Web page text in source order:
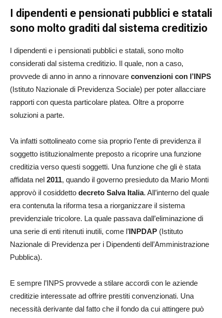
I dipendenti e pensionati pubblici e statali
sono molto graditi dal sistema creditizio
I dipendenti e i pensionati pubblici e statali, sono molto
considerati dal sistema creditizio. Il quale, non a caso,
provvede di anno in anno a rinnovare convenzioni con l’INPS
(Istituto Nazionale di Previdenza Sociale) per poter allacciare
rapporti con questa particolare platea. Oltre a proporre
soluzioni a parte.
Va infatti sottolineato come sia proprio l’ente di previdenza il
soggetto istituzionalmente preposto a ricoprire una funzione
creditizia verso questi soggetti. Una funzione che gli è stata
affidata nel 2011, quando il governo presieduto da Mario Monti
approvò il cosiddetto decreto Salva Italia. All’interno del quale
era contenuta la riforma tesa a riorganizzare il sistema
previdenziale tricolore. La quale passava dall’eliminazione di
una serie di enti ritenuti inutili, come l’INPDAP (Istituto
Nazionale di Previdenza per i Dipendenti dell’Amministrazione
Pubblica).
E sempre l’INPS provvede a stilare accordi con le aziende
creditizie interessate ad offrire prestiti convenzionati. Una
necessità derivante dal fatto che il fondo da cui attingere può